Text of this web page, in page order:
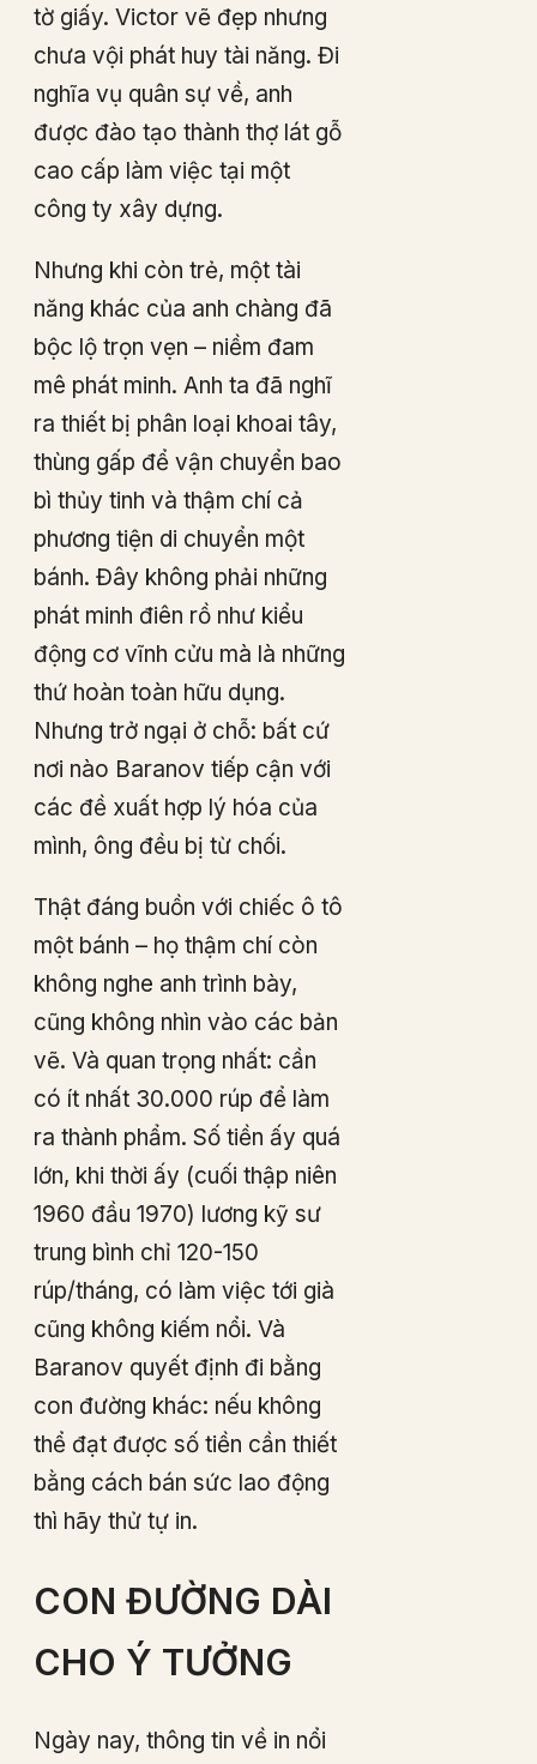
tờ giấy. Victor vẽ đẹp nhưng
chưa vội phát huy tài năng. Đi
nghĩa vụ quân sự về, anh
được đào tạo thành thợ lát gỗ
cao cấp làm việc tại một
công ty xây dựng.
Nhưng khi còn trẻ, một tài
năng khác của anh chàng đã
bộc lộ trọn vẹn – niềm đam
mê phát minh. Anh ta đã nghĩ
ra thiết bị phân loại khoai tây,
thùng gấp để vận chuyển bao
bì thủy tinh và thậm chí cả
phương tiện di chuyển một
bánh. Đây không phải những
phát minh điên rồ như kiểu
động cơ vĩnh cửu mà là những
thứ hoàn toàn hữu dụng.
Nhưng trở ngại ở chỗ: bất cứ
nơi nào Baranov tiếp cận với
các đề xuất hợp lý hóa của
mình, ông đều bị từ chối.
Thật đáng buồn với chiếc ô tô
một bánh – họ thậm chí còn
không nghe anh trình bày,
cũng không nhìn vào các bản
vẽ. Và quan trọng nhất: cần
có ít nhất 30.000 rúp để làm
ra thành phẩm. Số tiền ấy quá
lớn, khi thời ấy (cuối thập niên
1960 đầu 1970) lương kỹ sư
trung bình chỉ 120-150
rúp/tháng, có làm việc tới già
cũng không kiếm nổi. Và
Baranov quyết định đi bằng
con đường khác: nếu không
thể đạt được số tiền cần thiết
bằng cách bán sức lao động
thì hãy thử tự in.
CON ĐƯỜNG DÀI
CHO Ý TƯỞNG
Ngày nay, thông tin về in nổi